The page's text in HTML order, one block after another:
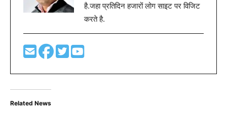
है.जहा प्रतिदिन हजारों लोग साइट पर विजिट
करते है.
Related News